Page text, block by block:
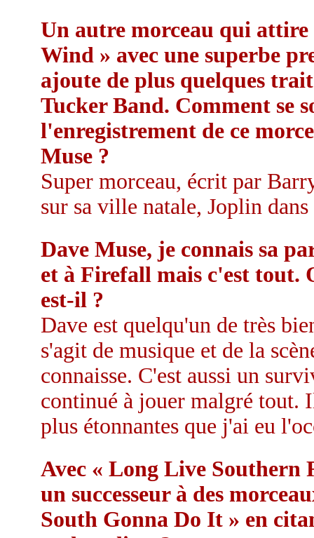
Un autre morceau qui
Wind » avec une superbe
ajoute de plus quelques
Tucker Band. Comment se
l'enregistrement de ce
Muse ?
Super morceau, écrit par
sur sa ville natale, Joplin
Dave Muse, je connais sa
et à Firefall mais c'est tout.
est-il ?
Dave est quelqu'un de très
s'agit de musique et de la
connaisse. C'est aussi un
continué à jouer malgré tout.
plus étonnantes que j'ai eu
Avec « Long Live
un successeur à des
South Gonna Do It » en